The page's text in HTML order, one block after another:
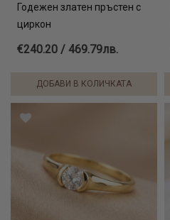
Годежен златен пръстен с
циркон
€240.20 / 469.79лв.
ДОБАВИ В КОЛИЧКАТА